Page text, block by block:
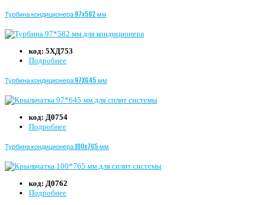
Турбина кондиционера 97x582 мм
код: 5ХД753
Подробнее
Турбина кондиционера 97X645 мм
код: Д0754
Подробнее
Турбина кондиционера 100x765 мм
код: Д0762
Подробнее